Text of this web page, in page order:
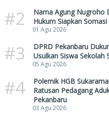
#2
Nama Agung Nugroho
Hukum Siapkan
01 Agu 2026
#3
DPRD Pekanbaru
Usulkan Siswa Sekolah
05 Agu 2026
#4
Polemik HGB
Ratusan Pedagang
Pekanbaru
03 Agu 2026